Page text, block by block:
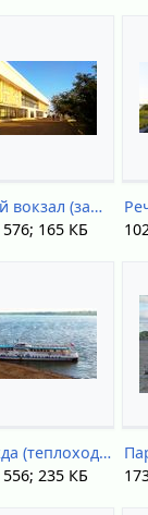
Речной вокзал (западный фасад).jpg
576; 165 КБ
Надежда (теплоход).jpg
556; 235 КБ